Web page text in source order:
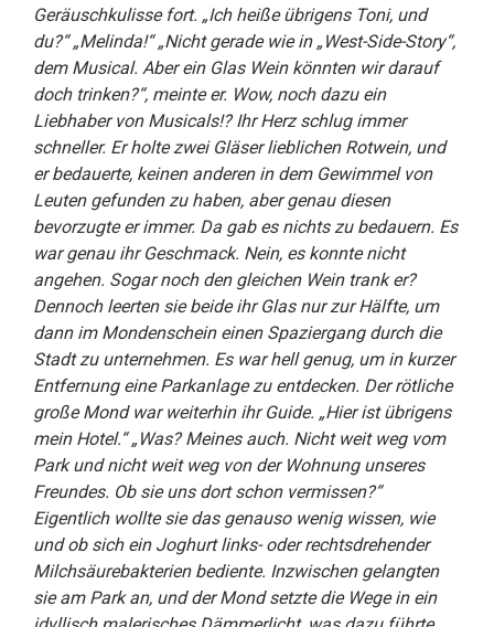
Geräuschkulisse fort. „Ich heiße übrigens Toni, und
du?“ „Melinda!“ „Nicht gerade wie in „West-Side-Story“,
dem Musical. Aber ein Glas Wein könnten wir darauf
doch trinken?“, meinte er. Wow, noch dazu ein
Liebhaber von Musicals!? Ihr Herz schlug immer
schneller. Er holte zwei Gläser lieblichen Rotwein, und
er bedauerte, keinen anderen in dem Gewimmel von
Leuten gefunden zu haben, aber genau diesen
bevorzugte er immer. Da gab es nichts zu bedauern. Es
war genau ihr Geschmack. Nein, es konnte nicht
angehen. Sogar noch den gleichen Wein trank er?
Dennoch leerten sie beide ihr Glas nur zur Hälfte, um
dann im Mondenschein einen Spaziergang durch die
Stadt zu unternehmen. Es war hell genug, um in kurzer
Entfernung eine Parkanlage zu entdecken. Der rötliche
große Mond war weiterhin ihr Guide. „Hier ist übrigens
mein Hotel.“ „Was? Meines auch. Nicht weit weg vom
Park und nicht weit weg von der Wohnung unseres
Freundes. Ob sie uns dort schon vermissen?“
Eigentlich wollte sie das genauso wenig wissen, wie
und ob sich ein Joghurt links- oder rechtsdrehender
Milchsäurebakterien bediente. Inzwischen gelangten
sie am Park an, und der Mond setzte die Wege in ein